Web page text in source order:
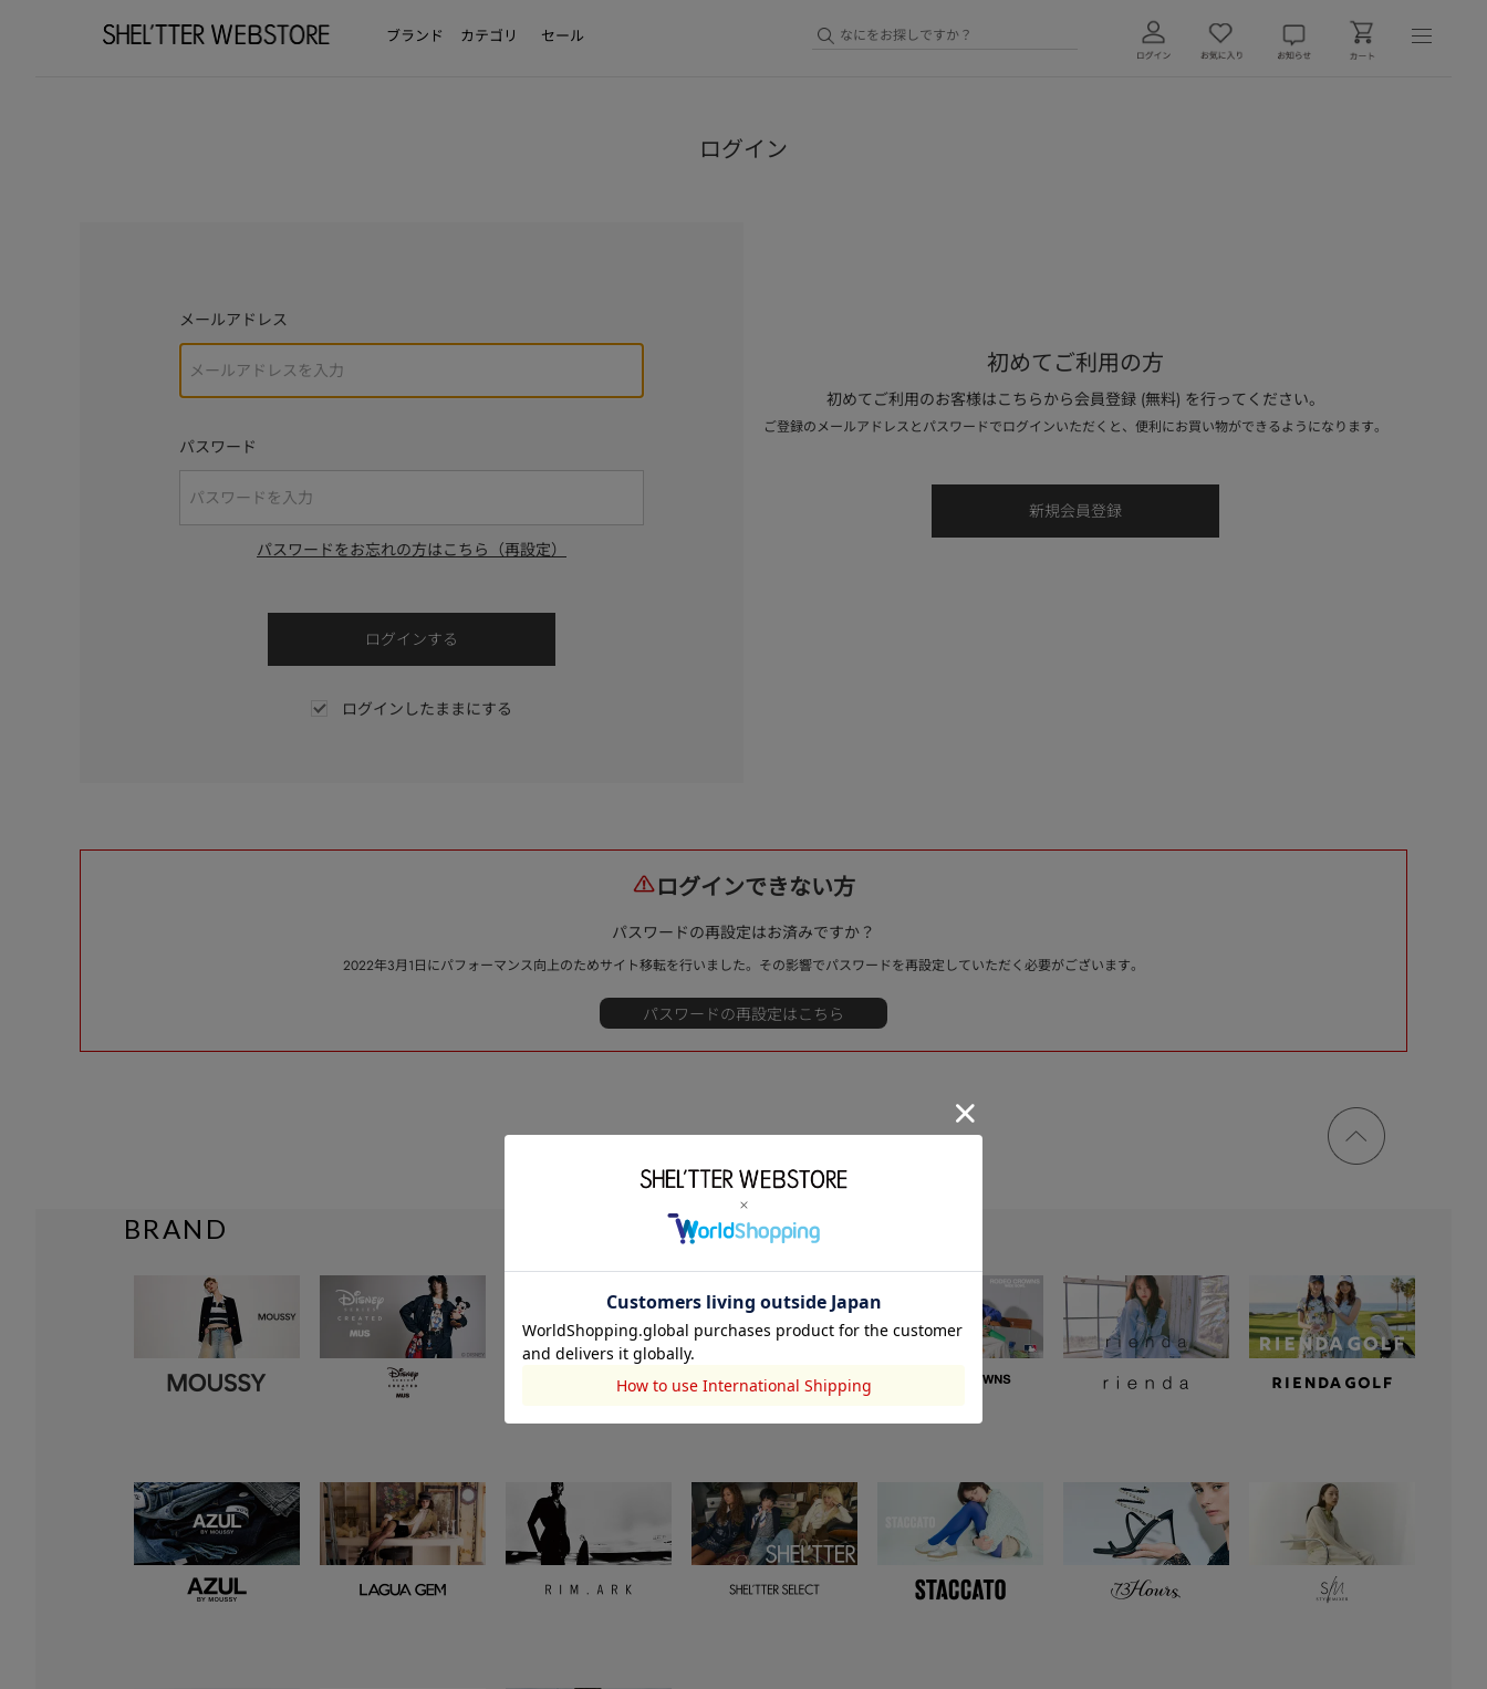
ブランド カテゴリ セール
ログイン
メールアドレス
パスワード
パスワードをお忘れの方はこちら（再設定）
ログインしたままにする
初めてご利用の方
初めてご利用のお客様はこちらから会員登録 (無料) を行ってください。
ご登録のメールアドレスとパスワードでログインいただくと、便利にお買い物ができるようになります。
ログインできない方
パスワードの再設定はお済みですか？
2022年3月1日にパフォーマンス向上のためサイト移転を行いました。その影響でパスワードを再設定していただく必要がございます。
ページ
トップ
BRAND